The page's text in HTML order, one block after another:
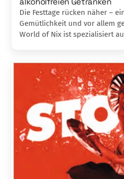
Die Festtage rücken näher –
Gemütlichkeit und vor allem
World of Nix ist spezialisiert